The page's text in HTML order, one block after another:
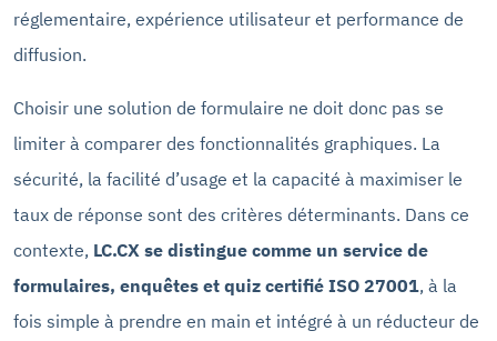
réglementaire, expérience utilisateur et performance de
diffusion.
Choisir une solution de formulaire ne doit donc pas se
limiter à comparer des fonctionnalités graphiques. La
sécurité, la facilité d’usage et la capacité à maximiser le
taux de réponse sont des critères déterminants. Dans ce
contexte, LC.CX se distingue comme un service de
formulaires, enquêtes et quiz certifié ISO 27001, à la
fois simple à prendre en main et intégré à un réducteur de